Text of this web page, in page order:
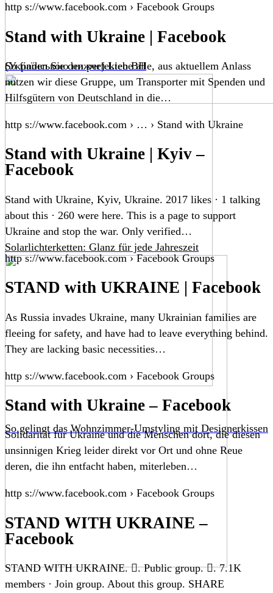
So finden Sie den perfekten BH
Solarlichterketten: Glanz für jede Jahreszeit
So gelingt das Wohnzimmer-Umstyling mit Designerkissen
http s://www.facebook.com › Facebook Groups
Stand with Ukraine | Facebook
(Українською нижче) Liebe alle, aus aktuellem Anlass
nutzen wir diese Gruppe, um Transporter mit Spenden und
Hilfsgütern von Deutschland in die…
http s://www.facebook.com › … › Stand with Ukraine
Stand with Ukraine | Kyiv –
Facebook
Stand with Ukraine, Kyiv, Ukraine. 2017 likes · 1 talking
about this · 260 were here. This is a page to support
Ukraine and stop the war. Only verified…
http s://www.facebook.com › Facebook Groups
STAND with UKRAINE | Facebook
As Russia invades Ukraine, many Ukrainian families are
fleeing for safety, and have had to leave everything behind.
They are lacking basic necessities…
http s://www.facebook.com › Facebook Groups
Stand with Ukraine – Facebook
Solidarität für Ukraine und die Menschen dort, die diesen
unsinnigen Krieg leider direkt vor Ort und ohne Reue
deren, die ihn entfacht haben, miterleben…
http s://www.facebook.com › Facebook Groups
STAND WITH UKRAINE –
Facebook
STAND WITH UKRAINE. 󱙺. Public group. 󰞋. 7.1K
members · Join group. About this group. SHARE